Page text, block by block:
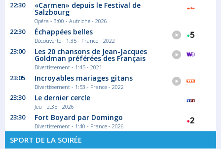
22:30 «Carmen» depuis le Festival de
Salzbourg
Opéra - 3:00 - Autriche - 2026
22:30 Échappées belles
Découverte - 1:35 - France - 2022
23:00 Les 20 chansons de Jean-Jacques
Goldman préférées des Français
Divertissement - 1:45 - 2021
23:05 Incroyables mariages gitans
Divertissement - 1:53 - France - 2022
23:30 Le dernier cercle
Jeu - 2:35 - 2026
23:30 Fort Boyard par Domingo
Divertissement - 1:40 - France - 2026
SPORT DE LA SOIRÉE